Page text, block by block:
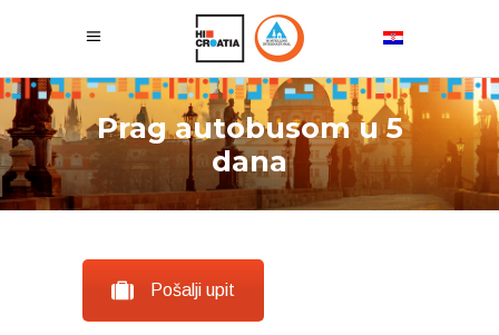
Prag autobusom u 5
dana
Pošalji upit